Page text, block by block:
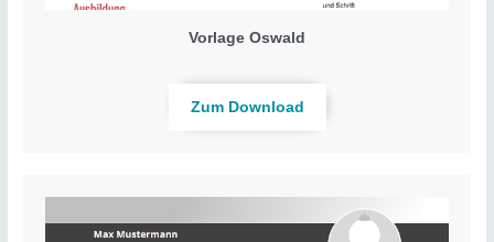
Vorlage Oswald
Zum Download